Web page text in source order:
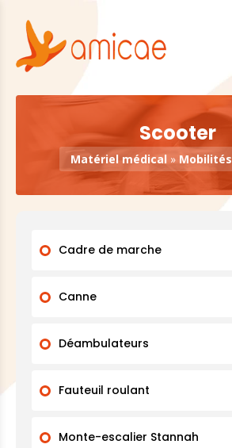
Scooter
Matériel médical » Mobilités
Cadre de marche
Canne
Déambulateurs
Fauteuil roulant
Monte-escalier Stannah